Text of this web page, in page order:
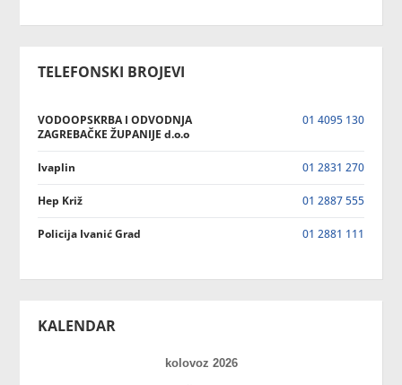
TELEFONSKI BROJEVI
VODOOPSKRBA I ODVODNJA
ZAGREBAČKE ŽUPANIJE d.o.o
01 4095 130
Ivaplin 01 2831 270
Hep Križ 01 2887 555
Policija Ivanić Grad 01 2881 111
KALENDAR
kolovoz 2026